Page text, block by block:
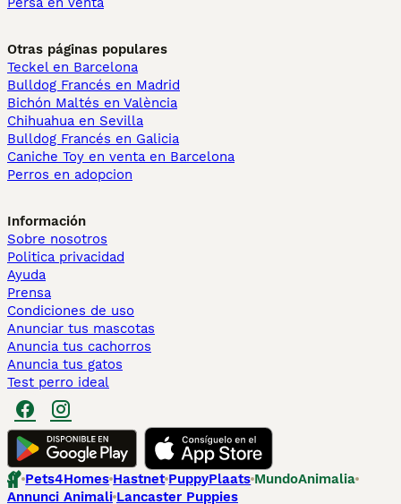
Otras páginas populares
Teckel en Barcelona
Bulldog Francés en Madrid
Bichón Maltés en València
Chihuahua en Sevilla
Bulldog Francés en Galicia
Caniche Toy en venta en Barcelona
Perros en adopcion
Información
Sobre nosotros
Politica privacidad
Ayuda
Prensa
Condiciones de uso
Anunciar tus mascotas
Anuncia tus cachorros
Anuncia tus gatos
Test perro ideal
Pets4Homes Hastnet PuppyPlaats MundoAnimalia
Annunci Animali Lancaster Puppies